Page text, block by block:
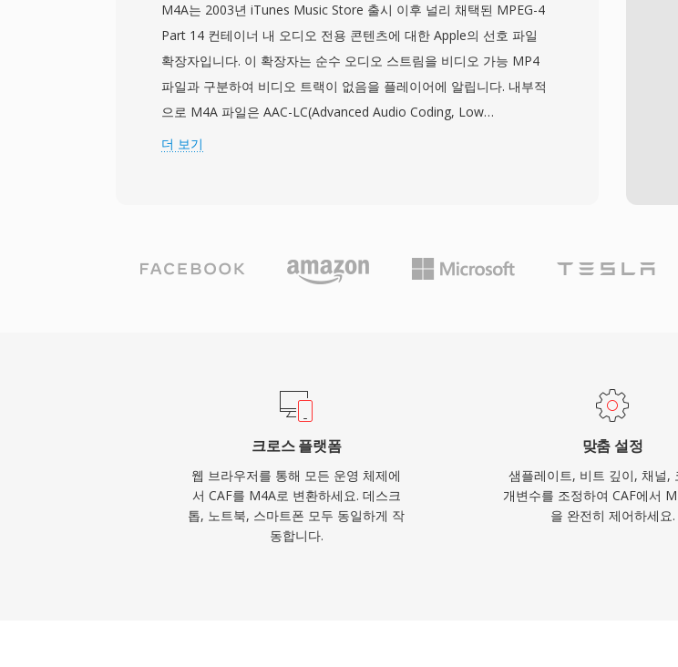
리케이션에서 저지연 재생을 보장합니다. 다용도성과 확장성이 동시
에 필요한 Apple 생태계 워크플로에 CAF는 매우 뛰어난 선택입니다.
M4A는 2003년 iTunes Music Store 출시 이후 널리 채택된 MPEG-4
Part 14 컨테이너 내 오디오 전용 콘텐츠에 대한 Apple의 선호 파일
확장자입니다. 이 확장자는 순수 오디오 스트림을 비디오 가능 MP4
파일과 구분하여 비디오 트랙이 없음을 플레이어에 알립니다. 내부적
으로 M4A 파일은 AAC-LC(Advanced Audio Coding, Low
Complexity) 비트스트림을 가장 일반적으로 래핑하지만, Apple
니다. Apple 생태계 통합은 매끄럽습니다 — iTunes, Apple Music,
iPhone, iPad, macOS 모두 M4A를 기본 처리 — 반면 서드파티 지원
타데이터(아트워크, 챕터, 가사), 손실 및 무손실 워크플로 모두를 지
원하는 듀얼 모드 유연성입니다.
더 보기
크로스 플랫폼
웹 브라우저를 통해 모든 운영 체제에
서 CAF를 M4A로 변환하세요. 데스크
톱, 노트북, 스마트폰 모두 동일하게 작
동합니다.
맞춤 설정
샘플레이트, 비트 깊이, 채널,
개변수를 조정하여 CAF에서
을 완전히 제어하세요.